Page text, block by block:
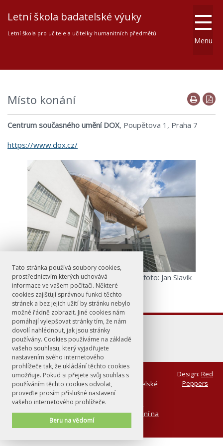
Tato stránka používá soubory cookies,
prostřednictvím kterých uchovává
informace ve vašem počítači. Některé
cookies zajišťují správnou funkci těchto
stránek a bez jejich užití by stránku nebylo
možné řádně zobrazit. Jiné cookies nám
pomáhají vylepšovat stránky tím, že nám
dovolí nahlédnout, jak jsou stránky
používány. Cookies používáme na základě
vašeho souhlasu, který vyjadřujete
nastavením svého internetového
prohlížeče tak, že ukládání těchto cookies
umožňuje. Pokud si přejete svůj souhlas s
používáním těchto cookies odvolat,
proveďte prosím příslušné nastavení
vašeho internetového prohlížeče.
Beru na vědomí
Letní škola badatelské výuky
Letní škola pro učitele a učitelky humanitních předmětů
Místo konání
Centrum současného umění DOX, Poupětova 1, Praha 7
https://www.dox.cz/
Centrum současného umění DOX, foto: Jan Slavik
Menu
© FF UK 2026
Kontakt
Letní škola badatelské
výuky IV
Místo konání
Proběhlé akce
Program letní školy
Seminář Vzdělávání na
Design: Red
Peppers